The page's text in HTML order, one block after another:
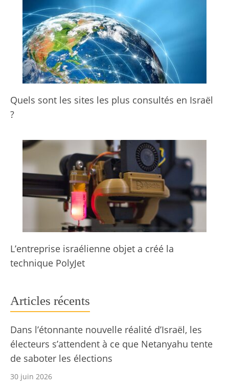
Quels sont les sites les plus consultés en Israël
?
L’entreprise israélienne objet a créé la
technique PolyJet
Articles récents
Dans l’étonnante nouvelle réalité d’Israël, les
électeurs s’attendent à ce que Netanyahu tente
de saboter les élections
30 juin 2026